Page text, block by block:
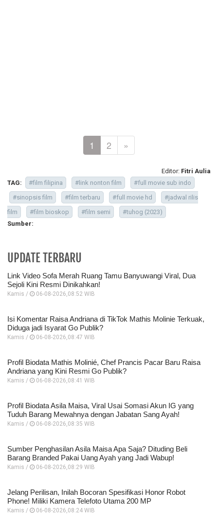
1 2 »
Editor: Fitri Aulia
TAG:
#film filipina #link nonton film
#full movie sub indo
#sinopsis film
#film terbaru #full movie hd
#jadwal rilis
film
#film bioskop #film semi
#tuhog (2023)
Sumber:
UPDATE TERBARU
Link Video Sofa Merah Ruang Tamu Banyuwangi Viral, Dua
Sejoli Kini Resmi Dinikahkan!
Kamis / 06-08-2026,08:52 WIB
Isi Komentar Raisa Andriana di TikTok Mathis Molinie Terkuak,
Diduga jadi Isyarat Go Publik?
Kamis / 06-08-2026,08:47 WIB
Profil Biodata Mathis Molinié, Chef Prancis Pacar Baru Raisa
Andriana yang Kini Resmi Go Publik?
Kamis / 06-08-2026,08:41 WIB
Profil Biodata Asila Maisa, Viral Usai Somasi Akun IG yang
Tuduh Barang Mewahnya dengan Jabatan Sang Ayah!
Kamis / 06-08-2026,08:35 WIB
Sumber Penghasilan Asila Maisa Apa Saja? Dituding Beli
Barang Branded Pakai Uang Ayah yang Jadi Wabup!
Kamis / 06-08-2026,08:29 WIB
Jelang Perilisan, Inilah Bocoran Spesifikasi Honor Robot
Phone! Miliki Kamera Telefoto Utama 200 MP
Kamis / 06-08-2026,08:24 WIB